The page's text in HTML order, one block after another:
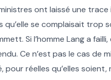
ont laissé une
qu’elle se complaisait
Si l’homme Lang a
Ce n’est pas le cas de
réelles qu’elles